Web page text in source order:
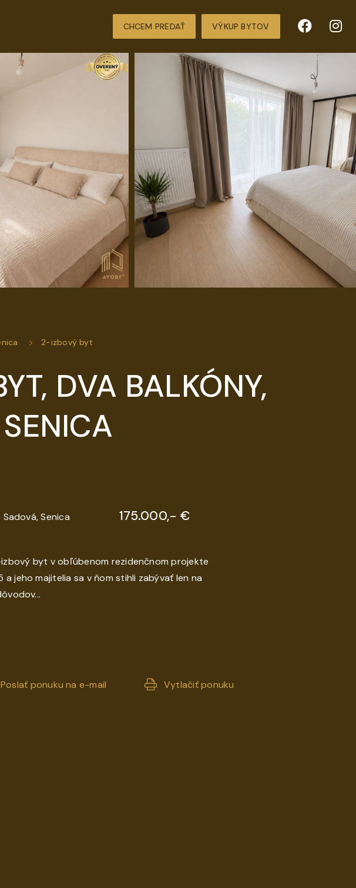
VÝKUP BYTOV
CHCEM PREDAŤ
2-izbový byt
DVA BALKÓNY,
Sadová, Senica 175.000,- €
byt v obľúbenom rezidenčnom projekte
jeho majitelia sa v ňom stihli zabývať len na
Poslať ponuku na e-mail Vytlačiť ponuku